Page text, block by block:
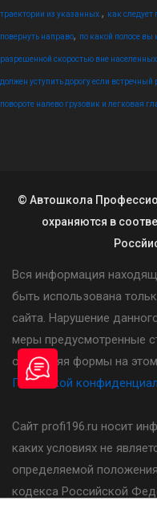
траектории из указанных. , как следует
повернуть направо, по какой полосе
разрешенной скоростью вне
должен уступить дорогу если встречный
повороте налево грузовик и легковая
© Автошкола
охраняются в
Вся информация
быть использована
сайта. Нарушение
меры предусмотренные
отправляя формы на
Политикой
Сайт profi196.ru носит
каких условиях не
определяемой
кодекса Российской